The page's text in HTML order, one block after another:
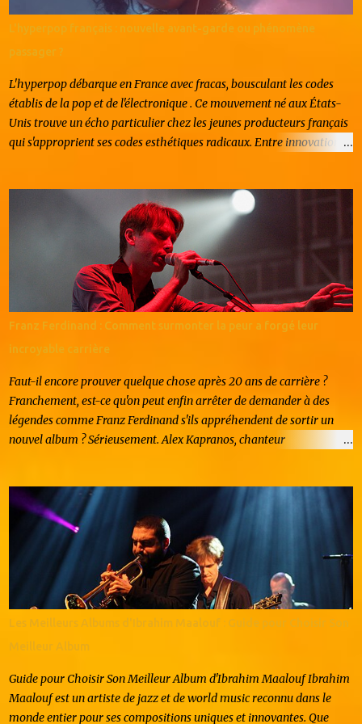
L'hyperpop français : nouvelle avant-garde ou phénomène
passager ?
L'hyperpop débarque en France avec fracas, bousculant les codes
établis de la pop et de l'électronique . Ce mouvement né aux États-
Unis trouve un écho particulier chez les jeunes producteurs français
qui s'approprient ses codes esthétiques radicaux. Entre innovation
caractéristiques du mouvement L'hyperpop naît dans la sphère
underground américaine au milieu des années 2010, popularisé par
le collectif PC Music et des artistes comme 100 gecs ou Sophie. Le
genre se caractérise par une esthétique volontairement excessive :
saturations extrêmes, voix pitch-shiftées jusqu'à l'absurde, mélodies
pop déformées et tempos frénétiques. En France, ce mouvement
émerge vers 2020 avec une nouvelle génération d'artistes formés au
digital. Contrairement à leurs homologues anglo-saxons, les
producteurs français intègrent des influence...
Franz Ferdinand : Comment surmonter la peur a forgé leur
incroyable carrière
Faut-il encore prouver quelque chose après 20 ans de carrière ?
Franchement, est-ce qu'on peut enfin arrêter de demander à des
légendes comme Franz Ferdinand s'ils appréhendent de sortir un
nouvel album ? Sérieusement. Alex Kapranos, chanteur
britannique et de désinvolture écossaise, un grand "non". Pas de
peur, pas de stress. Juste du pur plaisir brut. Vous vous rappelez la
claque que vous avez prise en 2004 avec le légendaire Take Me Out
? Ces mecs ont littéralement redéfini ce que cool veut dire en
musique. Et pourtant, après plus de vingt ans de carrière, ils
continuent à naviguer dans l'industrie comme s'ils étaient des
nouveaux venus. Ils trouvent leur inspiration non pas en vivant dans
le passé, mais en s'attaquant sans pitié à la peur et en la
transmutant en pure énergie. Si ça,...
Les Meilleurs Albums d'Ibrahim Maalouf : Guide pour Choisir Son
Meilleur Album
Guide pour Choisir Son Meilleur Album d'Ibrahim Maalouf Ibrahim
Maalouf est un artiste de jazz et de world music reconnu dans le
monde entier pour ses compositions uniques et innovantes. Que